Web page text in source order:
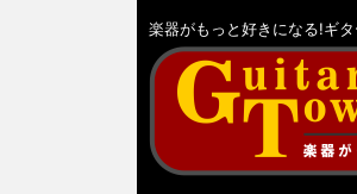
楽器がもっと好きになる!ギ